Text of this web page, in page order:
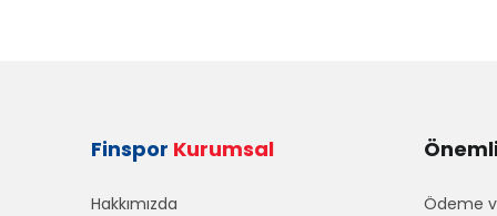
Finspor Kurumsal
Hakkımızda
Ödeme